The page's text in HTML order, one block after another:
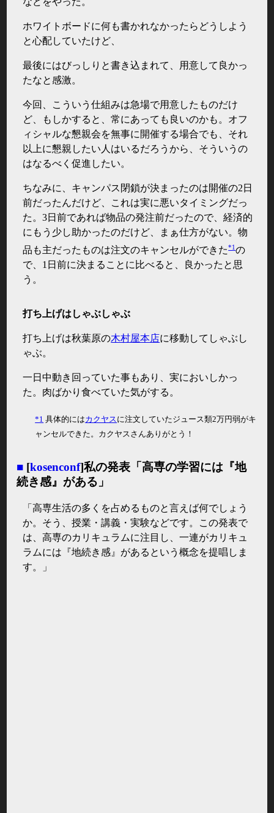
ホワイトボードに何も書かれなかったらどうしよう
と心配していたけど、
最後にはびっしりと書き込まれて、用意して良かっ
たなと感激。
今回、こういう仕組みは急場で用意したものだけ
ど、もしかすると、常にあっても良いのかも。オフ
ィシャルな懇親会を無事に開催する場合でも、それ
以上に懇親したい人はいるだろうから、そういうの
はなるべく促進したい。
ちなみに、キャンパス閉鎖が決まったのは開催の2日
前だったんだけど、これは実に悪いタイミングだっ
た。3日前であれば物品の発注前だったので、経済的
にもう少し助かったのだけど、まぁ仕方がない。物
品も主だったものは注文のキャンセルができた*1の
で、1日前に決まることに比べると、良かったと思
う。
打ち上げはしゃぶしゃぶ
打ち上げは秋葉原の木村屋本店に移動してしゃぶし
ゃぶ。
一日中動き回っていた事もあり、実においしかっ
た。肉ばかり食べていた気がする。
*1 具体的にはカクヤス に注文していたジュース類2万円弱がキ
ャンセルできた。カクヤスさんありがとう！
■ [kosenconf]私の発表「高専の学習には『地
続き感』がある」
「高専生活の多くを占めるものと言えば何でしょう
か。そう、授業・講義・実験などです。この発表で
は、高専のカリキュラムに注目し、一連がカリキュ
ラムには『地続き感』があるという概念を提唱しま
す。」